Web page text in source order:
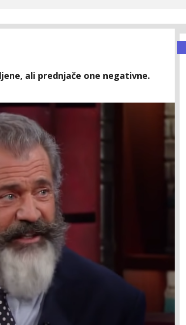
ali prednjače one negativne.